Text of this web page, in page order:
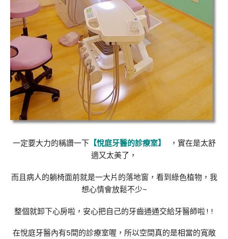
一定要大力的稱讚一下 【悅庭牙醫的診療室】
，實在是太舒
適又太美了，
而且病人的躺椅面前就是一大片的落地窗，看到綠色植物，我
想心情會放鬆不少~
整個就卸下心房啦，安心把自己的牙齒通通交給牙醫師啦!!
在悅庭牙醫內有5間的診療室喔，所以空間真的是相當的寬敞